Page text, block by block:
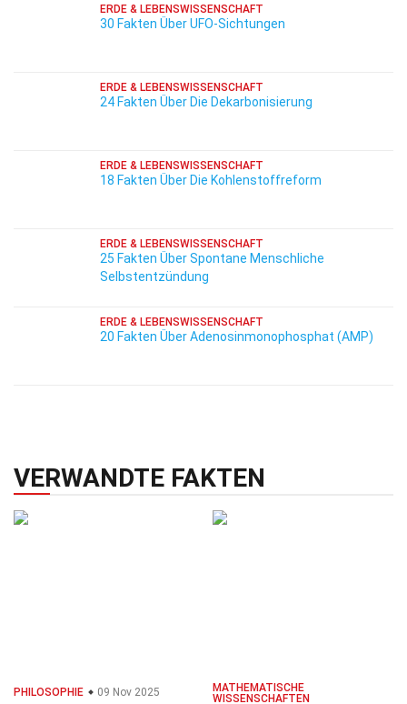
ERDE & LEBENSWISSENSCHAFT
30 Fakten Über UFO-Sichtungen
ERDE & LEBENSWISSENSCHAFT
24 Fakten Über Die Dekarbonisierung
ERDE & LEBENSWISSENSCHAFT
18 Fakten Über Die Kohlenstoffreform
ERDE & LEBENSWISSENSCHAFT
25 Fakten Über Spontane Menschliche
Selbstentzündung
ERDE & LEBENSWISSENSCHAFT
20 Fakten Über Adenosinmonophosphat (AMP)
VERWANDTE FAKTEN
PHILOSOPHIE 09 Nov 2025
MATHEMATISCHE
WISSENSCHAFTEN